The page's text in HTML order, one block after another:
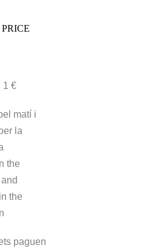
1 €
matí i
la
the
the
paguen